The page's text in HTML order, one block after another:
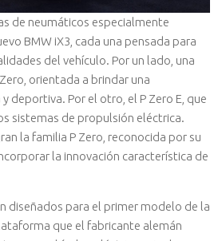
de neumáticos especialmente
BMW iX3, cada una pensada para
del vehículo. Por un lado, una
orientada a brindar una
deportiva. Por el otro, el P Zero E, que
sistemas de propulsión eléctrica.
la familia P Zero, reconocida por su
la innovación característica de
diseñados para el primer modelo de la
que el fabricante alemán